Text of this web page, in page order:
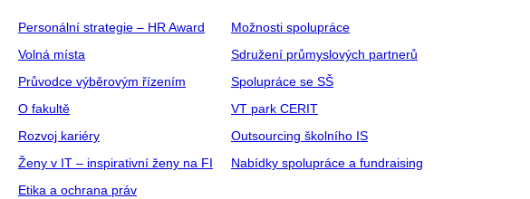
Personální strategie – HR Award
Volná místa
Průvodce výběrovým řízením
O fakultě
Rozvoj kariéry
Ženy v IT – inspirativní ženy na FI
Etika a ochrana práv
Možnosti spolupráce
Sdružení průmyslových partnerů
Spolupráce se SŠ
VT park CERIT
Outsourcing školního IS
Nabídky spolupráce a fundraising